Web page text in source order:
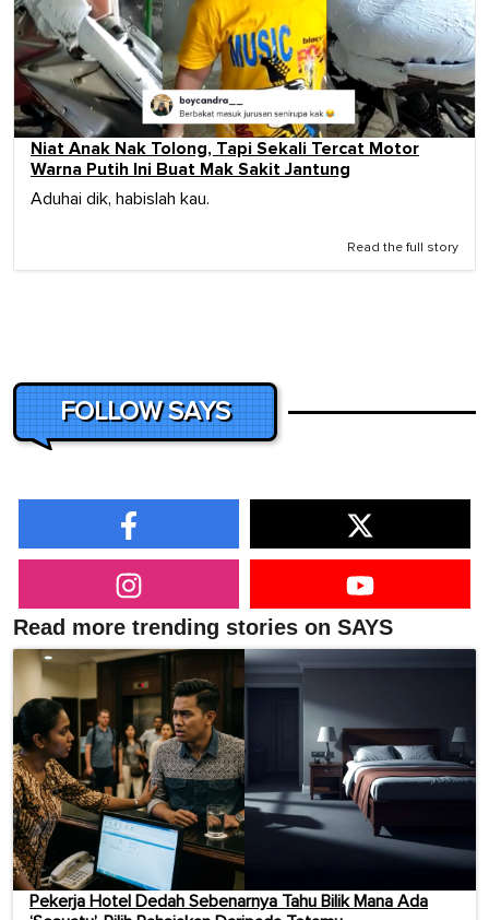
Niat Anak Nak Tolong, Tapi Sekali Tercat Motor
Warna Putih Ini Buat Mak Sakit Jantung
Aduhai dik, habislah kau.
Read the full story
FOLLOW SAYS
Read more trending stories on SAYS
Pekerja Hotel Dedah Sebenarnya Tahu Bilik Mana Ada